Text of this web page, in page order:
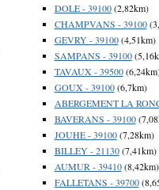
DOLE - 39100(2,82km)
CHAMPVANS - 39100
GEVRY - 39100(4,51km)
SAMPANS - 39100
TAVAUX - 39500
GOUX - 39100(6,7km)
ABERGEMENT LA
BAVERANS - 39100
JOUHE - 39100(7,28km)
BILLEY - 21130(7,41km)
AUMUR - 39410(8,42km)
FALLETANS - 39700